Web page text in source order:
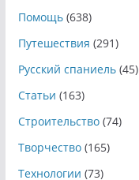
Помощь(638)
Путешествия (291)
Русский спаниель(45)
Статьи (163)
Строительство(74)
Творчество(165)
Технологии (73)